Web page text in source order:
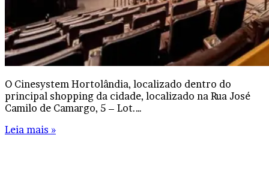
O Cinesystem Hortolândia, localizado dentro do
principal shopping da cidade, localizado na Rua José
Camilo de Camargo, 5 – Lot.…
Leia mais »